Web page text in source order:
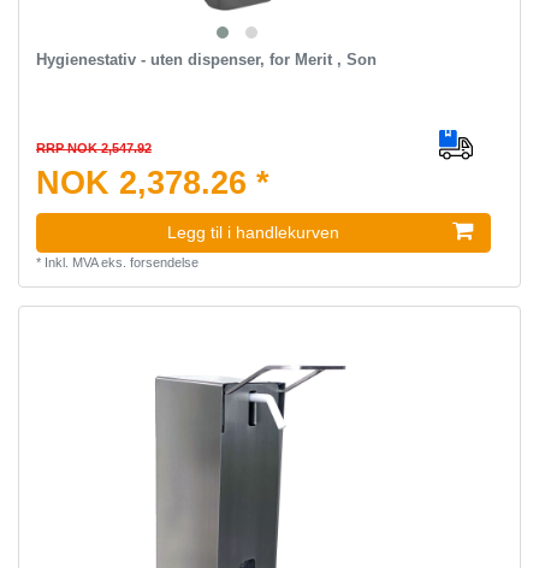
Hygienestativ - uten dispenser, for Merit , Son
RRP NOK 2,547.92
NOK 2,378.26 *
Legg til i handlekurven
* Inkl. MVAeks. forsendelse